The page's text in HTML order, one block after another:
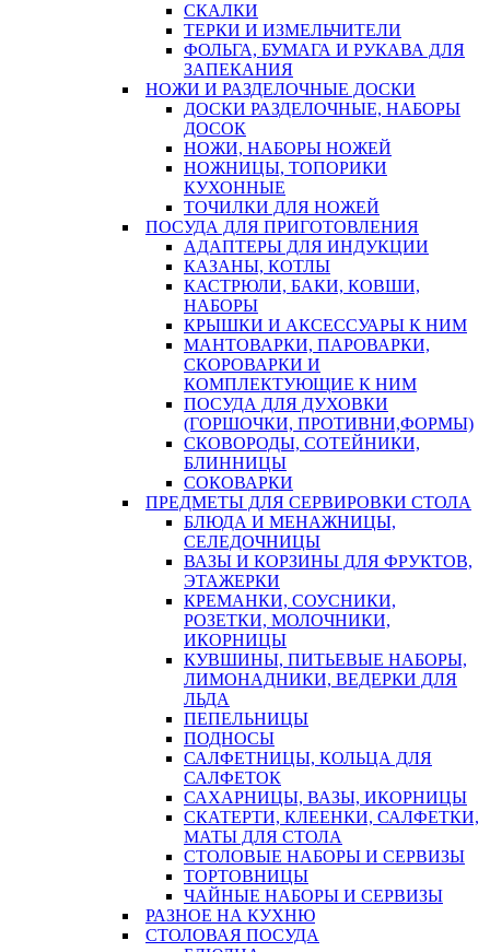
СКАЛКИ
ТЕРКИ И ИЗМЕЛЬЧИТЕЛИ
ФОЛЬГА, БУМАГА И РУКАВА ДЛЯ
ЗАПЕКАНИЯ
НОЖИ И РАЗДЕЛОЧНЫЕ ДОСКИ
ДОСКИ РАЗДЕЛОЧНЫЕ, НАБОРЫ
ДОСОК
НОЖИ, НАБОРЫ НОЖЕЙ
НОЖНИЦЫ, ТОПОРИКИ
КУХОННЫЕ
ТОЧИЛКИ ДЛЯ НОЖЕЙ
ПОСУДА ДЛЯ ПРИГОТОВЛЕНИЯ
АДАПТЕРЫ ДЛЯ ИНДУКЦИИ
КАЗАНЫ, КОТЛЫ
КАСТРЮЛИ, БАКИ, КОВШИ,
НАБОРЫ
КРЫШКИ И АКСЕССУАРЫ К НИМ
МАНТОВАРКИ, ПАРОВАРКИ,
СКОРОВАРКИ И
КОМПЛЕКТУЮЩИЕ К НИМ
ПОСУДА ДЛЯ ДУХОВКИ
(ГОРШОЧКИ, ПРОТИВНИ,ФОРМЫ)
СКОВОРОДЫ, СОТЕЙНИКИ,
БЛИННИЦЫ
СОКОВАРКИ
ПРЕДМЕТЫ ДЛЯ СЕРВИРОВКИ СТОЛА
БЛЮДА И МЕНАЖНИЦЫ,
СЕЛЕДОЧНИЦЫ
ВАЗЫ И КОРЗИНЫ ДЛЯ ФРУКТОВ,
ЭТАЖЕРКИ
КРЕМАНКИ, СОУСНИКИ,
РОЗЕТКИ, МОЛОЧНИКИ,
ИКОРНИЦЫ
КУВШИНЫ, ПИТЬЕВЫЕ НАБОРЫ,
ЛИМОНАДНИКИ, ВЕДЕРКИ ДЛЯ
ЛЬДА
ПЕПЕЛЬНИЦЫ
ПОДНОСЫ
САЛФЕТНИЦЫ, КОЛЬЦА ДЛЯ
САЛФЕТОК
САХАРНИЦЫ, ВАЗЫ, ИКОРНИЦЫ
СКАТЕРТИ, КЛЕЕНКИ, САЛФЕТКИ,
МАТЫ ДЛЯ СТОЛА
СТОЛОВЫЕ НАБОРЫ И СЕРВИЗЫ
ТОРТОВНИЦЫ
ЧАЙНЫЕ НАБОРЫ И СЕРВИЗЫ
РАЗНОЕ НА КУХНЮ
СТОЛОВАЯ ПОСУДА